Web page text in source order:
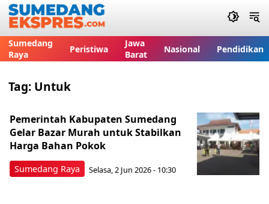
Sumedang
Raya
Peristiwa
Jawa
Barat
Nasional Pendidikan
Tag: Untuk
Sumedang Raya
Pemerintah Kabupaten Sumedang
Gelar Bazar Murah untuk Stabilkan
Harga Bahan Pokok
Selasa, 2 Jun 2026 - 10:30